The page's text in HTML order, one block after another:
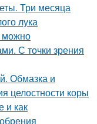
Три месяца
лука
можно
С точки зрения
Обмазка и
целостности коры
и как